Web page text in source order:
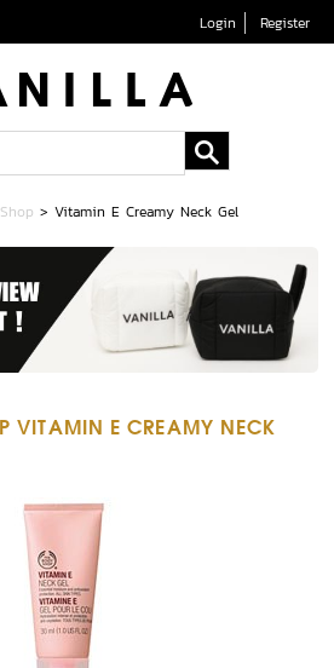
Login Register
>Vitamin E Creamy Neck Gel
VITAMIN E CREAMY NECK